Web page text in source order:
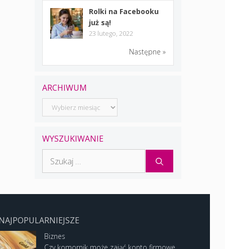
Rolki na Facebooku
już są!
23 lutego, 2022
Następne »
ARCHIWUM
Archiwum
WYSZUKIWANIE
Biznes